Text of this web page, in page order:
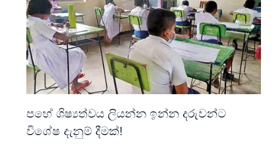
පහේ ශිෂ්‍යත්වය ලියන්න ඉන්න දරුවන්ට
විශේෂ දැනුම් දීමක්!